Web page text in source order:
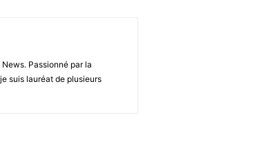
Passionné par la
suis lauréat de plusieurs